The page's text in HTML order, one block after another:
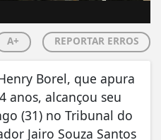
A+ REPORTAR ERROS
Borel, que apura
anos, alcançou seu
(31) no Tribunal do
Jairo Souza Santos